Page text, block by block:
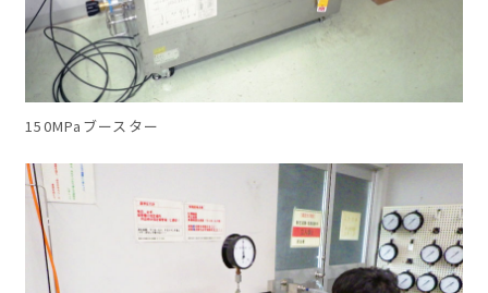
150MPaブースター